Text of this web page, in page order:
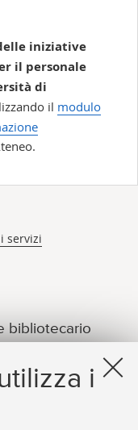
i
iniziative
il personale
di
il modulo
servizi
bibliotecario